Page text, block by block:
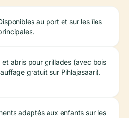
au port et sur les îles
et abris pour grillades (avec bois
gratuit sur Pihlajasaari).
adaptés aux enfants sur les